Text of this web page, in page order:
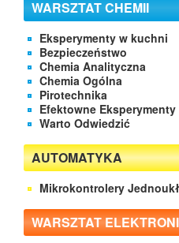
WARSZTAT CHEMII
Eksperymenty w kuchni
Bezpieczeństwo
Chemia Analityczna
Chemia Ogólna
Pirotechnika
Efektowne Eksperymenty
Warto Odwiedzić
AUTOMATYKA
Mikrokontrolery
WARSZTAT